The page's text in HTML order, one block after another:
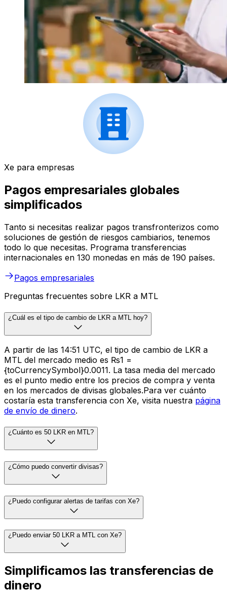
Xe para empresas
Pagos empresariales globales
simplificados
Tanto si necesitas realizar pagos transfronterizos como
soluciones de gestión de riesgos cambiarios, tenemos
todo lo que necesitas. Programa transferencias
internacionales en 130 monedas en más de 190 países.
Pagos empresariales
Preguntas frecuentes sobre LKR a MTL
¿Cuál es el tipo de cambio de LKR a MTL hoy?
A partir de las 14:51 UTC, el tipo de cambio de LKR a
MTL del mercado medio es ₨1 =
{toCurrencySymbol}0.0011. La tasa media del mercado
es el punto medio entre los precios de compra y venta
en los mercados de divisas globales.Para ver cuánto
costaría esta transferencia con Xe, visita nuestra página
de envío de dinero.
¿Cuánto es 50 LKR en MTL?
¿Cómo puedo convertir divisas?
¿Puedo configurar alertas de tarifas con Xe?
¿Puedo enviar 50 LKR a MTL con Xe?
Simplificamos las transferencias de
dinero